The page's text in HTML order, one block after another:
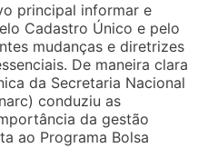
principal informar e
Cadastro Único e pelo
mudanças e diretrizes
De maneira clara
da Secretaria Nacional
conduziu as
da gestão
ao Programa Bolsa